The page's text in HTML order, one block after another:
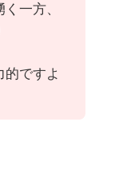
一方、
ですよ